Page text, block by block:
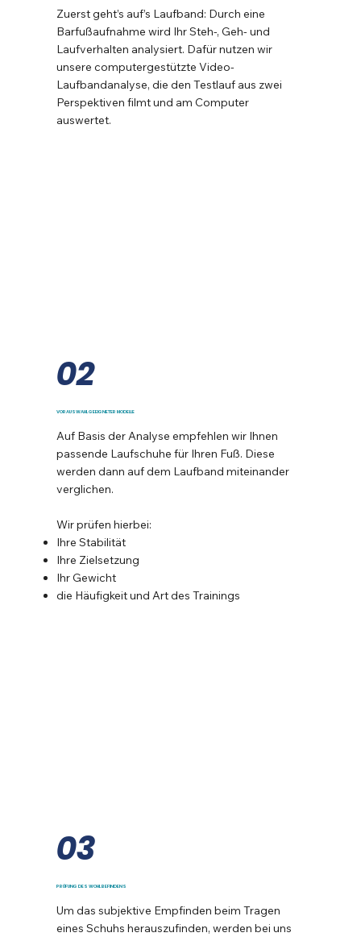
Zuerst geht’s auf’s Laufband: Durch eine
Barfußaufnahme wird Ihr Steh-, Geh- und
Laufverhalten analysiert. Dafür nutzen wir
unsere computergestützte Video-
Laufbandanalyse, die den Testlauf aus zwei
Perspektiven filmt und am Computer
auswertet.
02
VORAUSWAHL GEEIGNETER MODELLE
Auf Basis der Analyse empfehlen wir Ihnen
passende Laufschuhe für Ihren Fuß. Diese
werden dann auf dem Laufband miteinander
verglichen.
Wir prüfen hierbei:
Ihre Stabilität
Ihre Zielsetzung
Ihr Gewicht
die Häufigkeit und Art des Trainings
03
PRÜFUNG DES WOHLBEFINDENS
Um das subjektive Empfinden beim Tragen
eines Schuhs herauszufinden, werden bei uns